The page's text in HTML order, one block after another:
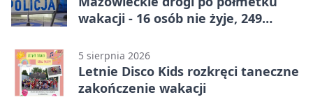
wakacji - 16 osób nie żyje, 249
5 sierpnia 2026
Letnie Disco Kids rozkręci taneczne
zakończenie wakacji